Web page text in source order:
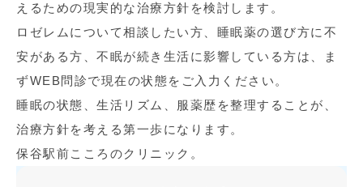
えるための現実的な治療方針を検討します。
ロゼレムについて相談したい方、睡眠薬の選び方に不
安がある方、不眠が続き生活に影響している方は、ま
ずWEB問診で現在の状態をご入力ください。
睡眠の状態、生活リズム、服薬歴を整理することが、
治療方針を考える第一歩になります。
保谷駅前こころのクリニック。